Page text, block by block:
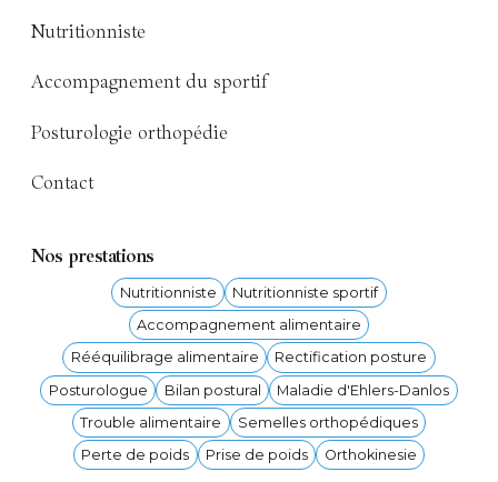
Nutritionniste
Accompagnement du sportif
Posturologie orthopédie
Contact
Nos prestations
Nutritionniste
Nutritionniste sportif
Accompagnement alimentaire
Rééquilibrage alimentaire
Rectification posture
Posturologue
Bilan postural
Maladie d'Ehlers-Danlos
Trouble alimentaire
Semelles orthopédiques
Perte de poids
Prise de poids Orthokinesie